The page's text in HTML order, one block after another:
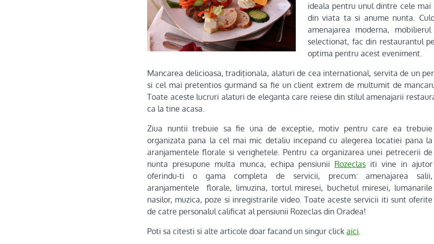
ideala pentru unul dintre cele
din viata ta si anume nunta.
amenajarea moderna,
selectionat, fac din restaurantul
optima pentru acest eveniment.
Mancarea delicioasa, tradiţionala, alaturi de cea international, servita de un
si cel mai pretentios gurmand sa fie un client extrem de multumit de
Toate aceste lucruri alaturi de eleganta care reiese din stilul amenajarii
ca la tine acasa.
Ziua nuntii trebuie sa fie una de exceptie, motiv pentru care ea trebuie
organizata pana la cel mai mic detaliu incepand cu alegerea locatiei pana la
aranjamentele florale si verighetele. Pentru ca organizarea unei petrecerii de
nunta presupune multa munca, echipa pensiunii Rozeclas iti vine in ajutor
oferindu-ti o gama completa de servicii, precum: amenajarea salii,
aranjamentele florale, limuzina, tortul miresei, buchetul miresei, lumanarile
nasilor, muzica, poze si inregistrarile video. Toate aceste servicii iti sunt oferite
de catre personalul calificat al pensiunii Rozeclas din Oradea!
Poti sa citesti si alte articole doar facand un singur click aici.